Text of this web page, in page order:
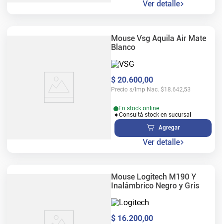
Ver detalle
Mouse Vsg Aquila Air Mate
Blanco
$ 20.600,00
Precio s/Imp Nac. $18.642,53
En stock online
Consultá stock en sucursal
Agregar
Ver detalle
Mouse Logitech M190 Y
Inalámbrico Negro y Gris
$ 16.200,00